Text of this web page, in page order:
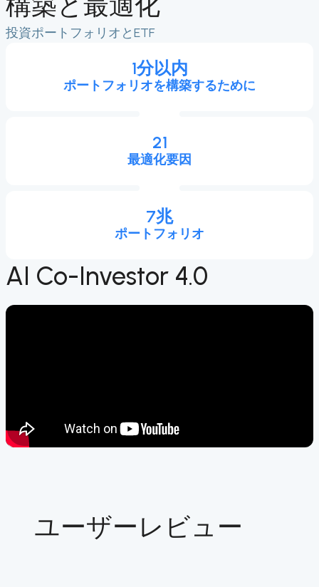
投資ポートフォリオとETF
1分以内
ポートフォリオを構築するために
21
最適化要因
7兆
ポートフォリオ
AI Co-Investor 4.0
ユーザーレビュー